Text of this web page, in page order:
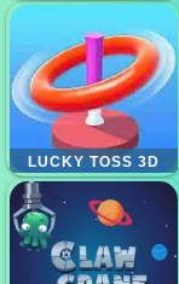
LUCKY TOSS 3D